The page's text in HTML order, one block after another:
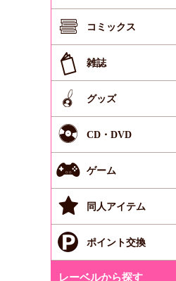
コミックス
雑誌
グッズ
CD・DVD
ゲーム
同人アイテム
ポイント交換
レーベルから探す